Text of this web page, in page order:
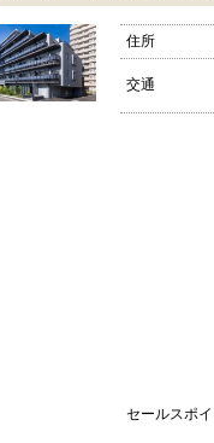
住所
交通
セールスポ